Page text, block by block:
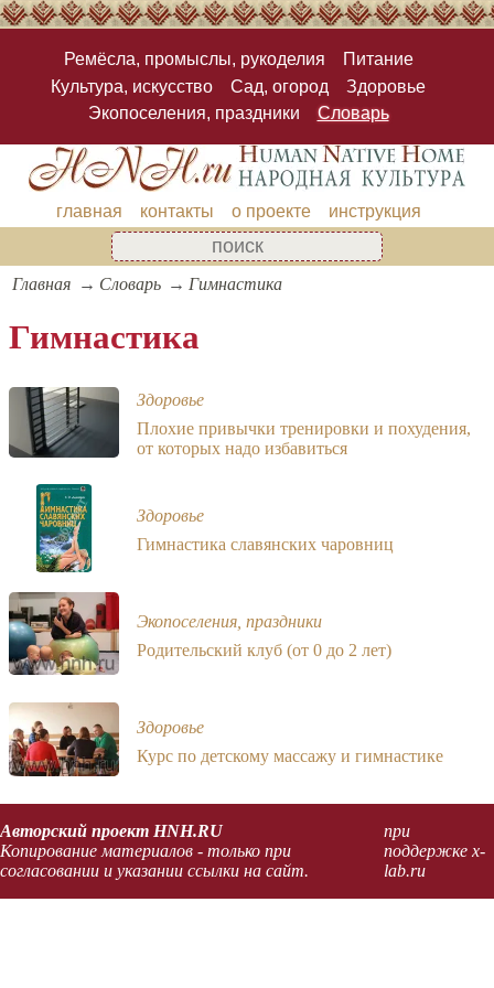
Ремёсла, промыслы, рукоделия
Питание
Культура, искусство
Сад, огород
Здоровье
Экопоселения, праздники
Словарь
главная контакты о проекте инструкция
Главная Словарь Гимнастика
Гимнастика
Здоровье
Плохие привычки тренировки и похудения,
от которых надо избавиться
Здоровье
Гимнастика славянских чаровниц
Экопоселения, праздники
Родительский клуб (от 0 до 2 лет)
Здоровье
Курс по детскому массажу и гимнастике
Авторский проект HNH.RU
Копирование материалов - только при
согласовании и указании ссылки на сайт.
при
поддержке x-
lab.ru